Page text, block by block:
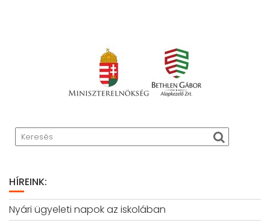
HÍREINK:
Nyári ügyeleti napok az iskolában